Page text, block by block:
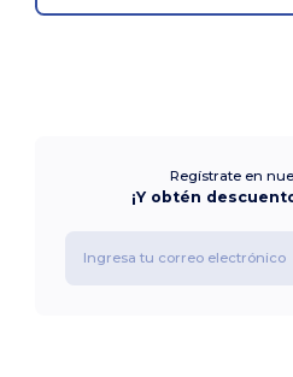
Regístrate en
¡Y obtén